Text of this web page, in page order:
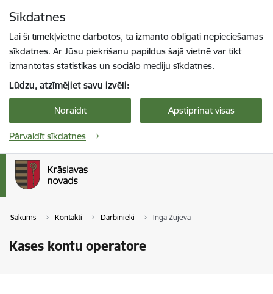
Sīkdatnes
Lai šī tīmekļvietne darbotos, tā izmanto obligāti nepieciešamās
sīkdatnes. Ar Jūsu piekrišanu papildus šajā vietnē var tikt
izmantotas statistikas un sociālo mediju sīkdatnes.
Lūdzu, atzīmējiet savu izvēli:
Noraidīt Apstiprināt visas
Pārvaldīt sīkdatnes
Sākums Kontakti Darbinieki Inga Zujeva
Kases kontu operatore